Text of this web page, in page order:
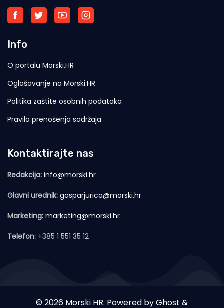
Info
O portalu Morski.HR
Oglašavanje na Morski.HR
Politika zaštite osobnih podataka
Pravila prenošenja sadržaja
Kontaktirajte nas
Redakcija: info@morski.hr
Glavni urednik: gasparjurica@morski.hr
Marketing: marketing@morski.hr
Telefon: +385 1 551 35 12
© 2026 Morski HR. Powered byGhost &